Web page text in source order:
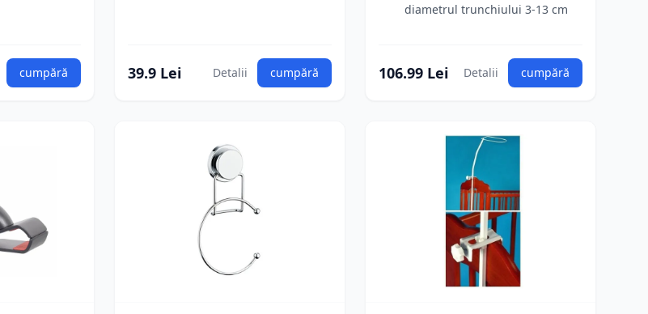
cumpără 39.9 Lei Detalii cumpără
diametrul trunchiului 3-13 cm
106.99 Lei Detalii cumpără